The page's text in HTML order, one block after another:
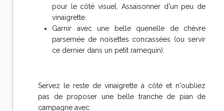
pour le côté visuel. Assaisonner d'un peu de
vinaigrette.
Garnir avec une belle quenelle de chèvre
parsemée de noisettes concassées (ou servir
ce dernier dans un petit ramequin).
Servez le reste de vinaigrette à côté et n'oubliez
pas de proposer une belle tranche de pian de
campagne avec.